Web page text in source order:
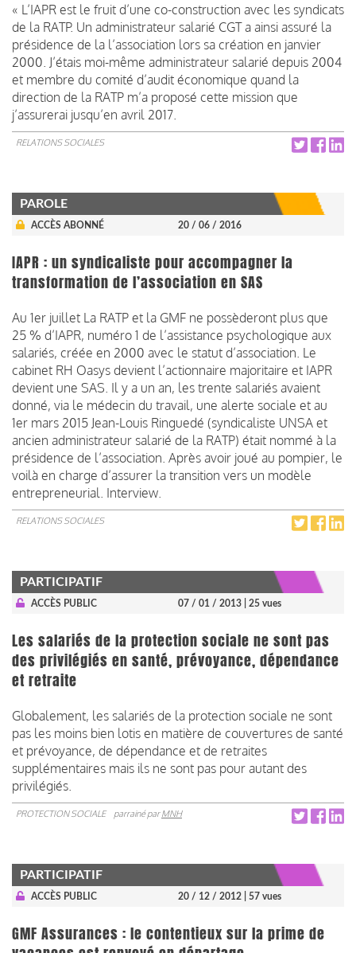
« L’IAPR est le fruit d’une co-construction avec les syndicats
de la RATP. Un administrateur salarié CGT a ainsi assuré la
présidence de la l’association lors sa création en janvier
2000. J’étais moi-même administrateur salarié depuis 2004
et membre du comité d’audit économique quand la
direction de la RATP m’a proposé cette mission que
j’assurerai jusqu’en avril 2017.
RELATIONS SOCIALES
PAROLE
ACCÈS ABONNÉ 20 / 06 / 2016
IAPR : un syndicaliste pour accompagner la
transformation de l’association en SAS
Au 1er juillet La RATP et la GMF ne possèderont plus que
25 % d’IAPR, numéro 1 de l’assistance psychologique aux
salariés, créée en 2000 avec le statut d’association. Le
cabinet RH Oasys devient l’actionnaire majoritaire et IAPR
devient une SAS. Il y a un an, les trente salariés avaient
donné, via le médecin du travail, une alerte sociale et au
1er mars 2015 Jean-Louis Ringuedé (syndicaliste UNSA et
ancien administrateur salarié de la RATP) était nommé à la
présidence de l’association. Après avoir joué au pompier, le
voilà en charge d’assurer la transition vers un modèle
entrepreneurial. Interview.
RELATIONS SOCIALES
PARTICIPATIF
ACCÈS PUBLIC 07 / 01 / 2013 | 25 vues
Les salariés de la protection sociale ne sont pas
des privilégiés en santé, prévoyance, dépendance
et retraite
Globalement, les salariés de la protection sociale ne sont
pas les moins bien lotis en matière de couvertures de santé
et prévoyance, de dépendance et de retraites
supplémentaires mais ils ne sont pas pour autant des
privilégiés.
PROTECTION SOCIALE parrainé parMNH
PARTICIPATIF
ACCÈS PUBLIC 20 / 12 / 2012 | 57 vues
GMF Assurances : le contentieux sur la prime de